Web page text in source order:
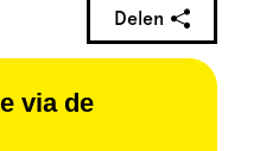
via de
Delen